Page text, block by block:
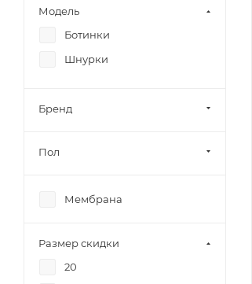
Модель
Ботинки
Шнурки
Бренд
Пол
Мембрана
Размер скидки
20